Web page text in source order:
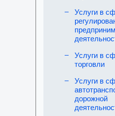
Услуги в
Услуги в
торговли
Услуги в
дорожной